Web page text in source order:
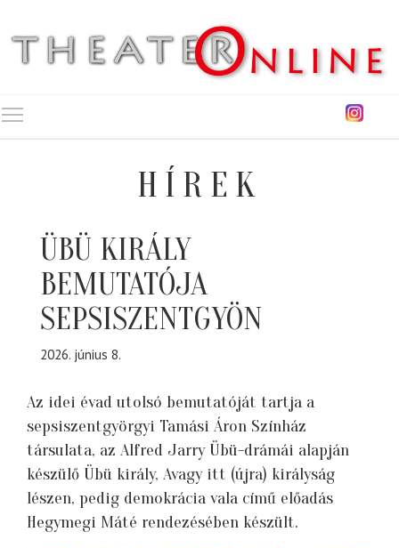
HÍREK
ÜBÜ KIRÁLY
BEMUTATÓJA
SEPSISZENTGYÖN
2026. június 8.
Az idei évad utolsó bemutatóját tartja a
sepsiszentgyörgyi Tamási Áron Színház
társulata, az Alfred Jarry Übü-drámái alapján
készülő Übü király, Avagy itt (újra) királyság
lészen, pedig demokrácia vala című előadás
Hegymegi Máté rendezésében készült.